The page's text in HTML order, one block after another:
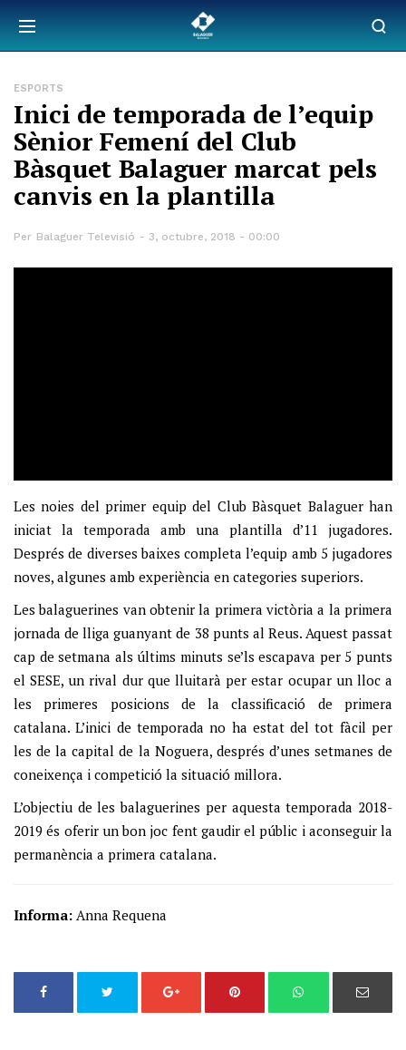
ESPORTS
Inici de temporada de l’equip
Sènior Femení del Club
Bàsquet Balaguer marcat pels
canvis en la plantilla
Per Balaguer Televisió 3, octubre, 2018 - 00:00
Les noies del primer equip del Club Bàsquet Balaguer han
iniciat la temporada amb una plantilla d’11 jugadores.
Després de diverses baixes completa l’equip amb 5 jugadores
noves, algunes amb experiència en categories superiors.
Les balaguerines van obtenir la primera victòria a la primera
jornada de lliga guanyant de 38 punts al Reus. Aquest passat
cap de setmana als últims minuts se’ls escapava per 5 punts
el SESE, un rival dur que lluitarà per estar ocupar un lloc a
les primeres posicions de la classificació de primera
catalana. L’inici de temporada no ha estat del tot fàcil per
les de la capital de la Noguera, després d’unes setmanes de
coneixença i competició la situació millora.
L’objectiu de les balaguerines per aquesta temporada 2018-
2019 és oferir un bon joc fent gaudir el públic i aconseguir la
permanència a primera catalana.
Informa: Anna Requena